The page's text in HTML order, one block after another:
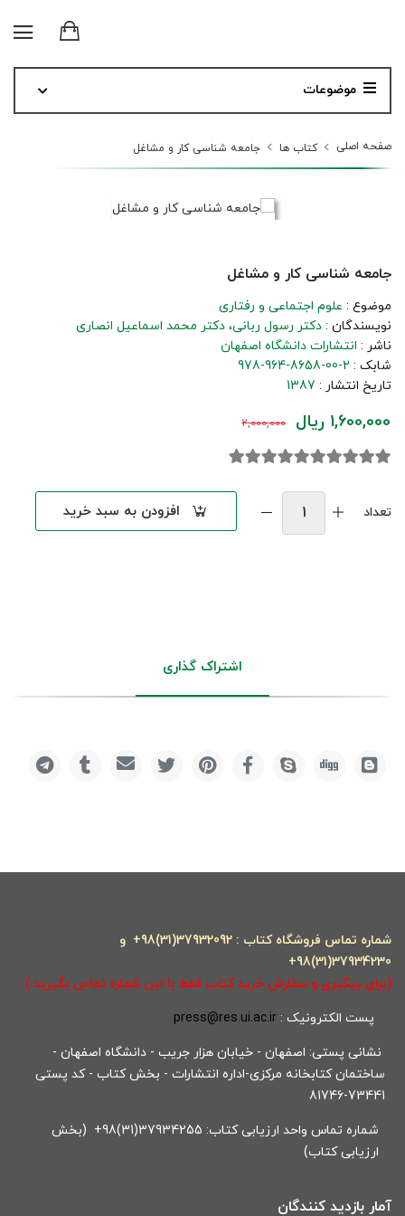
موضوعات
صفحه اصلی کتاب ها جامعه شناسی کار و مشاغل
جامعه شناسی کار و مشاغل
موضوع : علوم اجتماعی و رفتاری
نویسندگان : دکتر رسول ربانی دکتر محمد اسماعیل انصاری
ناشر : انتشارات دانشگاه اصفهان
شابک : 978-964-8658-00-2
تاریخ انتشار : 1387
1,600,000 ریال 2,000,000
تعداد افزودن به سبد خرید
اشتراک گذاری
شماره تماس فروشگاه کتاب : 37932092(31)98+ و
37934230(31)98+
(برای پیگیری و سفارش خرید کتاب فقط با این شماره تماس بگیرید.)
پست الکترونیک : press@res.ui.ac.ir
نشانی پستی: اصفهان - خیابان هزار جریب - دانشگاه اصفهان -
ساختمان کتابخانه مرکزی-اداره انتشارات - بخش کتاب - کد پستی
73441-81746
شماره تماس واحد ارزیابی کتاب: 37934255(31)98+ (بخش
ارزیابی کتاب)
آمار بازدید کنندگان